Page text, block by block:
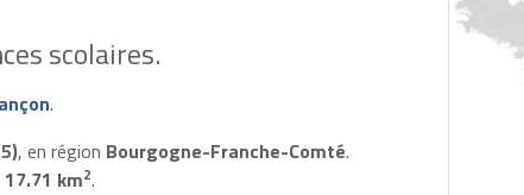
scolaires.
.
, en région Bourgogne-Franche-Comté.
17.71 km2.